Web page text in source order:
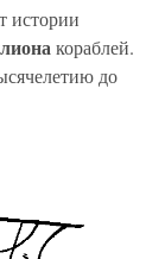
истории
кораблей.
до